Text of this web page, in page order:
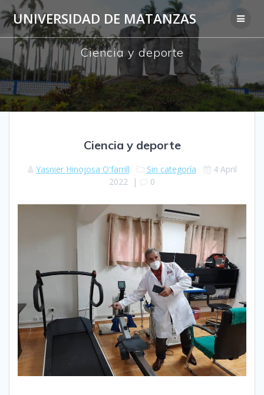
Skip
to
content
UNIVERSIDAD DE MATANZAS
Ciencia y deporte
Ciencia y deporte
Yasnier Hinojosa O'farrill Sin categoría
4 April
2022 | 0